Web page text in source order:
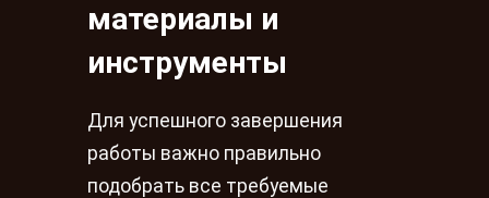
материалы и
инструменты
Для успешного завершения
работы важно правильно
подобрать все требуемые